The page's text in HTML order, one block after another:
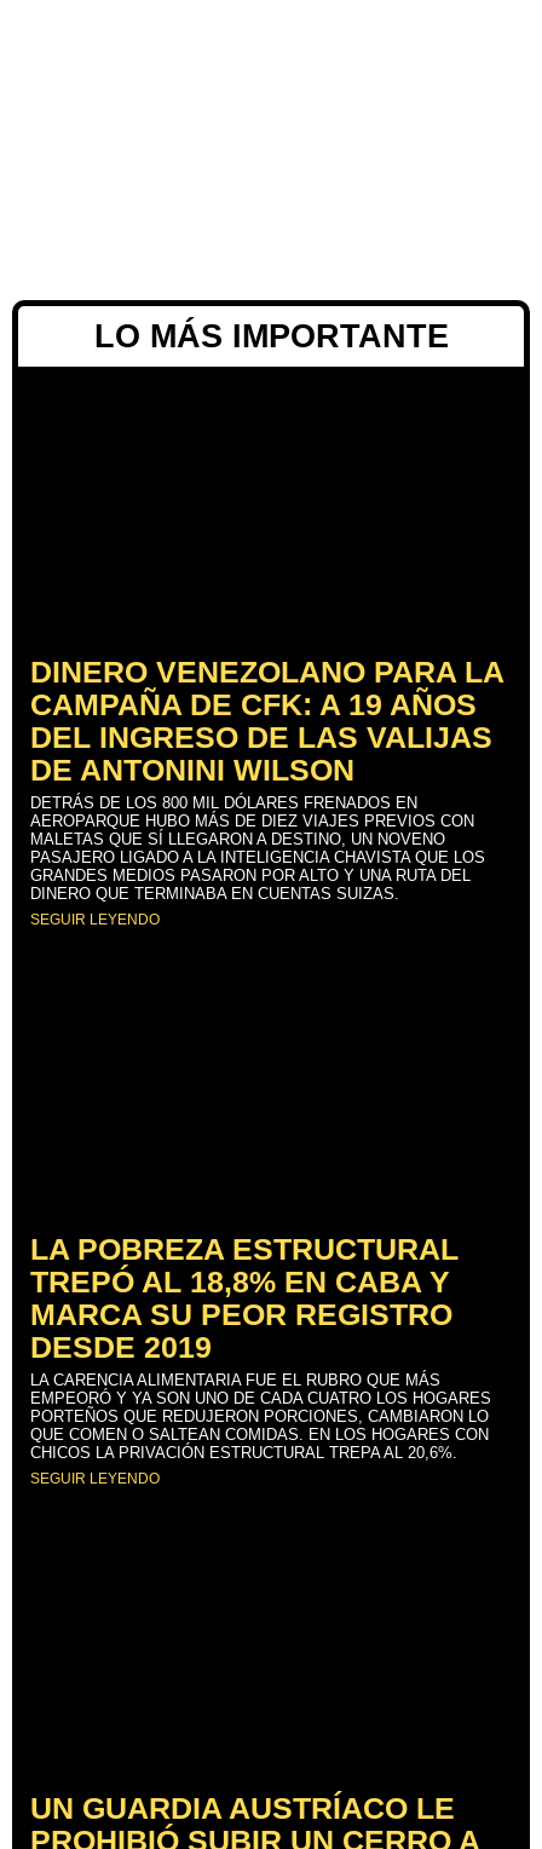
LO MÁS IMPORTANTE
DINERO VENEZOLANO PARA LA
CAMPAÑA DE CFK: A 19 AÑOS
DEL INGRESO DE LAS VALIJAS
DE ANTONINI WILSON
DETRÁS DE LOS 800 MIL DÓLARES FRENADOS EN
AEROPARQUE HUBO MÁS DE DIEZ VIAJES PREVIOS CON
MALETAS QUE SÍ LLEGARON A DESTINO, UN NOVENO
PASAJERO LIGADO A LA INTELIGENCIA CHAVISTA QUE LOS
GRANDES MEDIOS PASARON POR ALTO Y UNA RUTA DEL
DINERO QUE TERMINABA EN CUENTAS SUIZAS.
SEGUIR LEYENDO
LA POBREZA ESTRUCTURAL
TREPÓ AL 18,8% EN CABA Y
MARCA SU PEOR REGISTRO
DESDE 2019
LA CARENCIA ALIMENTARIA FUE EL RUBRO QUE MÁS
EMPEORÓ Y YA SON UNO DE CADA CUATRO LOS HOGARES
PORTEÑOS QUE REDUJERON PORCIONES, CAMBIARON LO
QUE COMEN O SALTEAN COMIDAS. EN LOS HOGARES CON
CHICOS LA PRIVACIÓN ESTRUCTURAL TREPA AL 20,6%.
SEGUIR LEYENDO
UN GUARDIA AUSTRÍACO LE
PROHIBIÓ SUBIR UN CERRO A